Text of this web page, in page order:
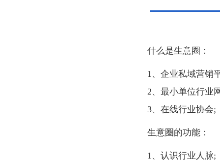
什么是生意圈：
1、企业私域营销
2、最小单位行业
3、在线行业协会;
生意圈的功能：
1、认识行业人脉;